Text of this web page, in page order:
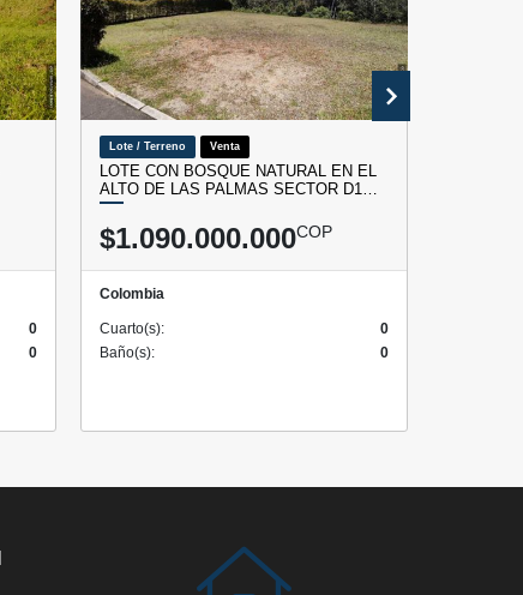
0
0
Lote / Terreno Venta
LOTE CON BOSQUE NATURAL EN EL
ALTO DE LAS PALMAS SECTOR D1…
$1.090.000.000COP
Colombia
Cuarto(s):
0
Baño(s):
0